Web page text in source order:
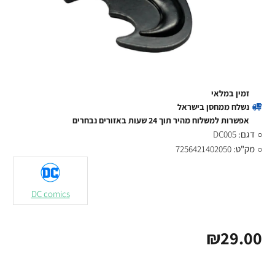
₪29.00
זמין במלאי
נשלח ממחסן בישראל
אפשרות למשלוח מהיר תוך 24 שעות באזורים נבחרים
דגם: DC005
מק"ט: 7256421402050
DC comics